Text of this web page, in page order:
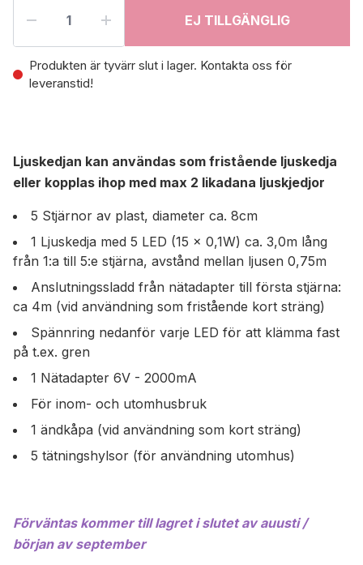
EJ TILLGÄNGLIG
Produkten är tyvärr slut i lager. Kontakta oss för
leveranstid!
Ljuskedjan kan användas som fristående ljuskedja
eller kopplas ihop med max 2 likadana ljuskjedjor
5 Stjärnor av plast, diameter ca. 8cm
1 Ljuskedja med 5 LED (15 x 0,1W) ca. 3,0m lång
från 1:a till 5:e stjärna, avstånd mellan ljusen 0,75m
Anslutningssladd från nätadapter till första stjärna:
ca 4m (vid användning som fristående kort sträng)
Spännring nedanför varje LED för att klämma fast
på t.ex. gren
1 Nätadapter 6V - 2000mA
För inom- och utomhusbruk
1 ändkåpa (vid användning som kort sträng)
5 tätningshylsor (för användning utomhus)
Förväntas kommer till lagret i slutet av auusti /
början av september